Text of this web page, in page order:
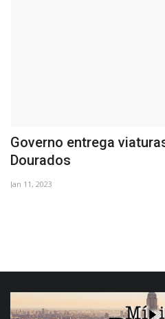
Governo entrega
Dourados
Jan 11, 2023